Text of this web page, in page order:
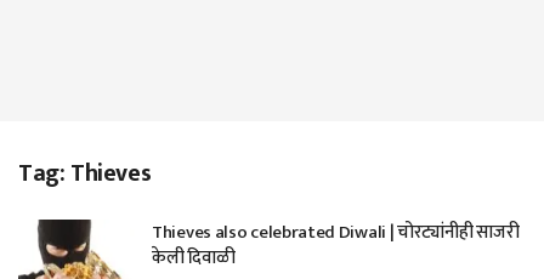
Tag:Thieves
Thieves also celebrated Diwali | चोरट्यांनीही साजरी
केली दिवाळी